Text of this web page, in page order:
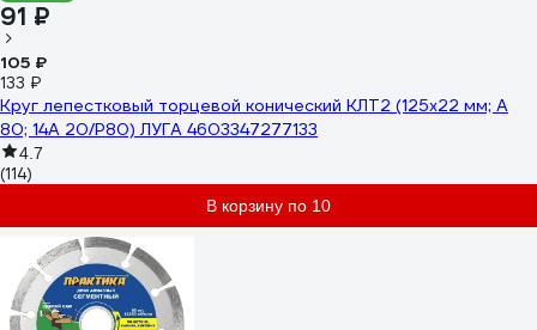
91 ₽
105 ₽
133 ₽
Круг лепестковый торцевой конический КЛТ2 (125х22 мм; А
80; 14А 20/Р80) ЛУГА 4603347277133
4.7
(114)
В корзину по 10